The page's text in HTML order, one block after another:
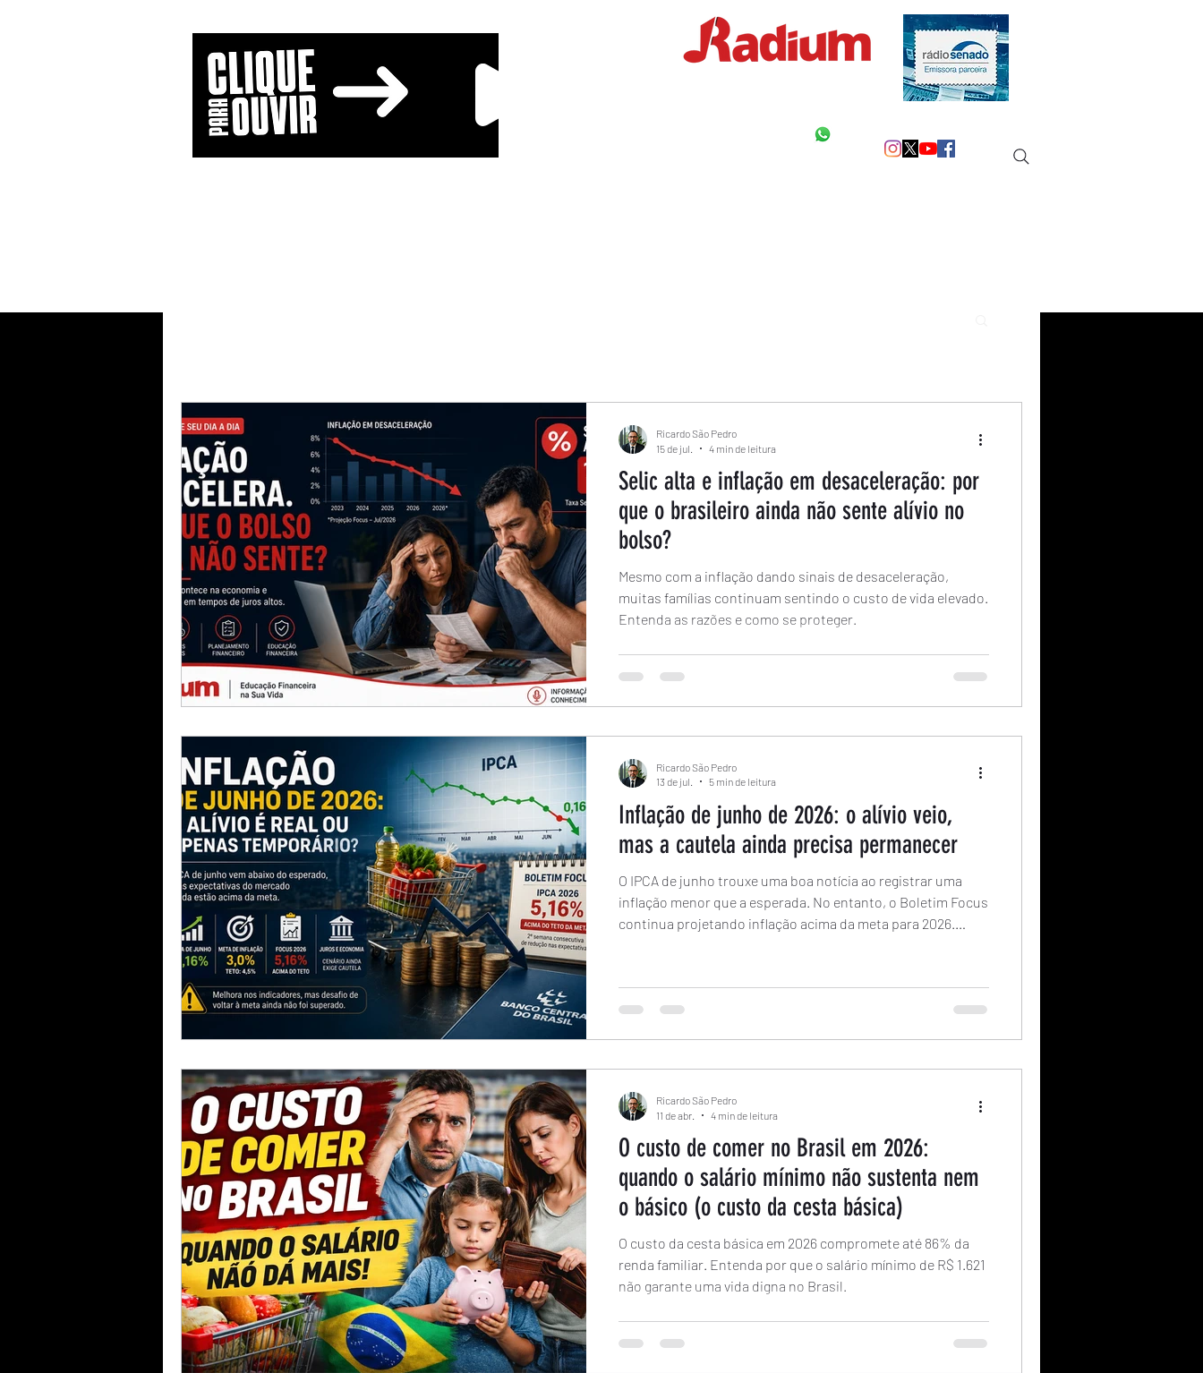
Selic alta e inflação em desaceleração: por
que o brasileiro ainda não sente alívio no
bolso?
Mesmo com a inflação dando sinais de desaceleração,
muitas famílias continuam sentindo o custo de vida elevado.
Entenda as razões e como se proteger.
Ricardo São Pedro
15 de jul.
4 min de leitura
Inflação de junho de 2026: o alívio veio,
mas a cautela ainda precisa permanecer
O IPCA de junho trouxe uma boa notícia ao registrar uma
inflação menor que a esperada. No entanto, o Boletim Focus
continua projetando inflação acima da meta para 2026.
os reflexos para as famílias, os juros e a economia brasileira.
Ricardo São Pedro
13 de jul.
5 min de leitura
O custo de comer no Brasil em 2026:
quando o salário mínimo não sustenta nem
o básico (o custo da cesta básica)
O custo da cesta básica em 2026 compromete até 86% da
renda familiar. Entenda por que o salário mínimo de R$ 1.621
não garante uma vida digna no Brasil.
Ricardo São Pedro
11 de abr.
4 min de leitura